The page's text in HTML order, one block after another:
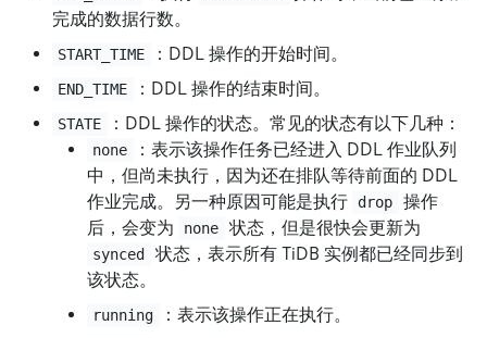
完成的数据行数。
START_TIME ：DDL 操作的开始时间。
END_TIME ：DDL 操作的结束时间。
STATE ：DDL 操作的状态。常见的状态有以下几种：
none
：表示该操作任务已经进入 DDL 作业队列
中，但尚未执行，因为还在排队等待前面的 DDL
作业完成。另一种原因可能是执行
drop
操作
后，会变为
none 状态，但是很快会更新为
synced
状态，表示所有 TiDB 实例都已经同步到
该状态。
running ：表示该操作正在执行。